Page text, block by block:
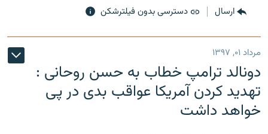
ارسال دسترسی بدون فیلترشکن
مرداد ۰۱, ۱۳۹۷
دونالد ترامپ خطاب به حسن روحانی :
تهدید کردن آمریکا عواقب بدی در پی
خواهد داشت